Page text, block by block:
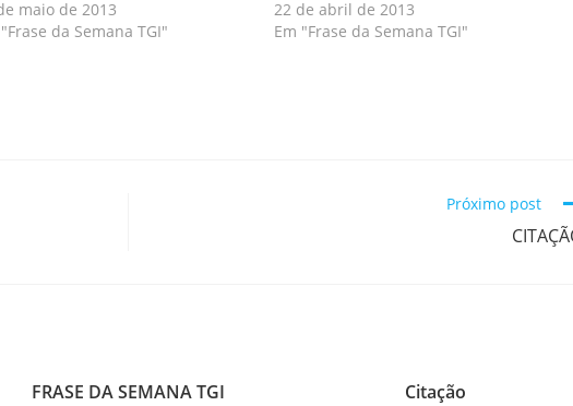
maio de 2013
da Semana TGI"
22 de abril de 2013
Em "Frase da Semana TGI"
Próximo post
FRASE DA SEMANA TGI Citação